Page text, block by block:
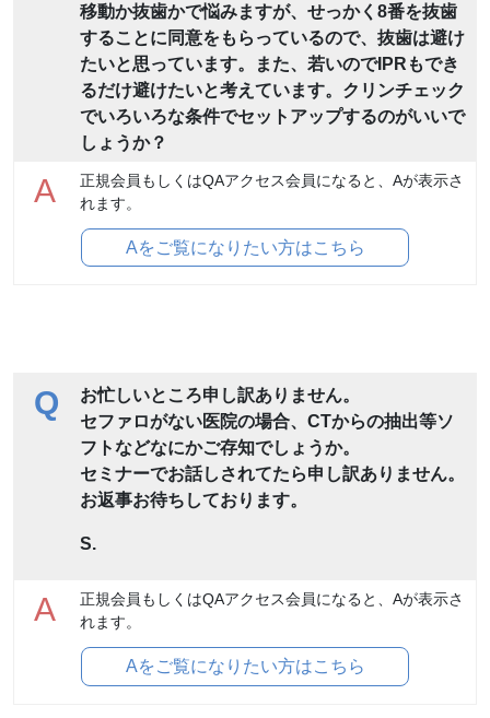
移動か抜歯かで悩みますが、せっかく8番を抜歯
することに同意をもらっているので、抜歯は避け
たいと思っています。また、若いのでIPRもでき
るだけ避けたいと考えています。クリンチェック
でいろいろな条件でセットアップするのがいいで
しょうか？
A
正規会員もしくはQAアクセス会員になると、Aが表示さ
れます。
Aをご覧になりたい方はこちら
Q
お忙しいところ申し訳ありません。
セファロがない医院の場合、CTからの抽出等ソ
フトなどなにかご存知でしょうか。
セミナーでお話しされてたら申し訳ありません。
お返事お待ちしております。
S.
A
正規会員もしくはQAアクセス会員になると、Aが表示さ
れます。
Aをご覧になりたい方はこちら